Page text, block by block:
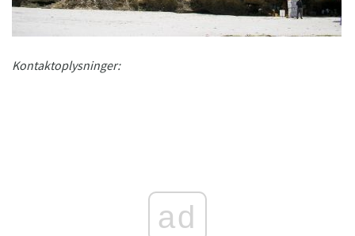
Kontaktoplysninger:
ad